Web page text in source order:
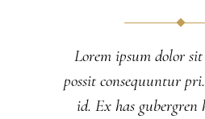
Lorem ipsum dolor
possit consequuntur
id. Ex has gubergren